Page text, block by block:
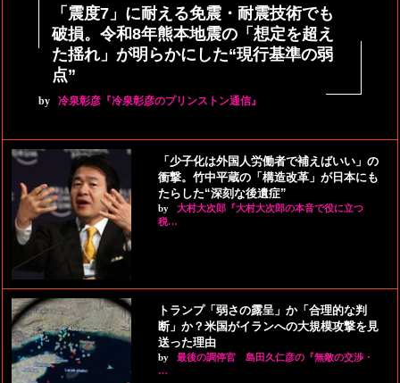
「震度7」に耐える免震・耐震技術でも
破損。令和8年熊本地震の「想定を超え
た揺れ」が明らかにした“現行基準の弱
点”
by 冷泉彰彦『冷泉彰彦のプリンストン通信』
「少子化は外国人労働者で補えばいい」の
衝撃。竹中平蔵の「構造改革」が日本にも
たらした“深刻な後遺症”
by
大村大次郎『大村大次郎の本音で役に立つ
税…
トランプ「弱さの露呈」か「合理的な判
断」か？米国がイランへの大規模攻撃を見
送った理由
by
最後の調停官 島田久仁彦の『無敵の交渉・
…